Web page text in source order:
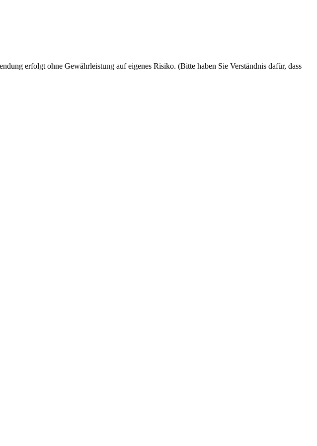
erfolgt ohne Gewährleistung auf eigenes Risiko. (Bitte haben Sie Verständnis dafür, dass